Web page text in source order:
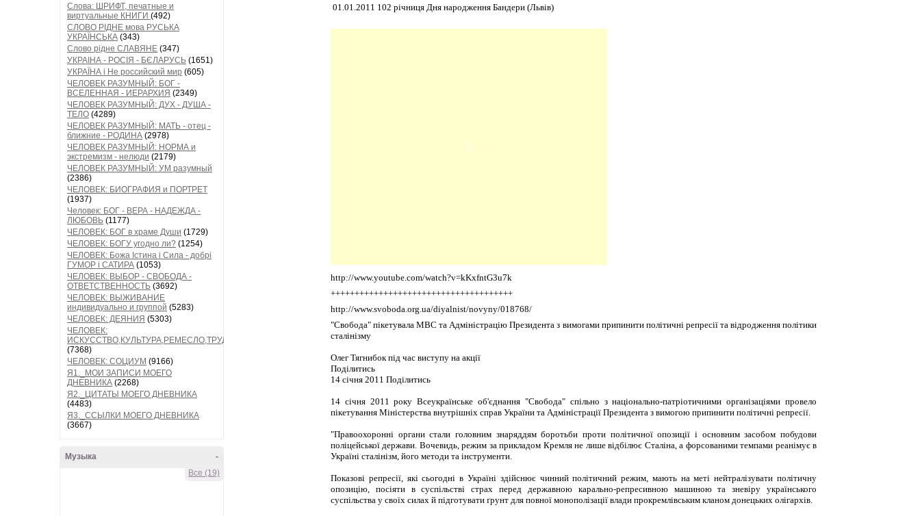
Слова: ШРИФТ, печатные и
виртуальные КНИГИ (492)
СЛОВО РІДНЕ мова РУСЬКА
УКРАЇНСЬКА (343)
Слово рідне СЛАВЯНЕ (347)
УКРАІНА - РОСІЯ - БЄЛАРУСЬ (1651)
УКРАЇНА і Не российский мир (605)
ЧЕЛОВЕК РАЗУМНЫЙ: БОГ -
ВСЕЛЕННАЯ - ИЕРАРХИЯ (2349)
ЧЕЛОВЕК РАЗУМНЫЙ: ДУХ - ДУША -
ТЕЛО (4289)
ЧЕЛОВЕК РАЗУМНЫЙ: МАТЬ - отец -
ближние - РОДИНА (2978)
ЧЕЛОВЕК РАЗУМНЫЙ: НОРМА и
экстремизм - нелюди (2179)
ЧЕЛОВЕК РАЗУМНЫЙ: УМ разумный
(2386)
ЧЕЛОВЕК: БИОГРАФИЯ и ПОРТРЕТ
(1937)
Человек: БОГ - ВЕРА - НАДЕЖДА -
ЛЮБОВЬ (1177)
ЧЕЛОВЕК: БОГ в храме Души (1729)
ЧЕЛОВЕК: БОГУ угодно ли? (1254)
ЧЕЛОВЕК: Божа Істина і Сила - добрі
ГУМОР і САТИРА (1053)
ЧЕЛОВЕК: ВЫБОР - СВОБОДА -
ОТВЕТСТВЕННОСТЬ (3692)
ЧЕЛОВЕК: ВЫЖИВАНИЕ
индивидуально и группой (5283)
ЧЕЛОВЕК: ДЕЯНИЯ (5303)
ЧЕЛОВЕК:
ИСКУССТВО,КУЛЬТУРА,РЕМЕСЛО,ТРУД
(7368)
ЧЕЛОВЕК: СОЦИУМ (9166)
Я1._МОИ ЗАПИСИ МОЕГО
ДНЕВНИКА (2268)
Я2._ЦИТАТЫ МОЕГО ДНЕВНИКА
(4483)
Я3._ССЫЛКИ МОЕГО ДНЕВНИКА
(3667)
-
Музыка
Все (19)
01.01.2011 102 річниця Дня народження Бандери (Львів)
http://www.youtube.com/watch?v=kKxfntG3u7k
++++++++++++++++++++++++++++++++++++++
http://www.svoboda.org.ua/diyalnist/novyny/018768/
"Свобода" пікетувала МВС та Адміністрацію Президента з вимогами припинити політичні репресії та відродження політики
сталінізму
Олег Тягнибок під час виступу на акції
Поділитись
14 січня 2011 Поділитись
14 січня 2011 року Всеукраїнське об'єднання "Свобода" спільно з національно-патріотичними організаціями провело
пікетування Міністерства внутрішніх справ України та Адміністрації Президента з вимогою припинити політичні репресії.
"Правоохоронні органи стали головним знаряддям боротьби проти політичної опозиції і основним засобом побудови
поліцейської держави. Вочевидь, режим за прикладом Кремля не лише відбілює Сталіна, а форсованими темпами реанімує в
Україні сталінізм, його методи та інструменти.
Показові репресії, які сьогодні в Україні здійснює чинний політичний режим, мають на меті нейтралізувати політичну
опозицію, посіяти в суспільстві страх перед державною карально-репресивною машиною та зневіру українського
суспільства у своїх силах й підготувати ґрунт для повної монополізації влади прокремлівським кланом донецьких олігархів.